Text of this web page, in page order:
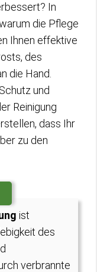
In
die Pflege
Ihnen effektive
des
die Hand.
und
Reinigung
dass Ihr
zu den
ist
des
verbrannte